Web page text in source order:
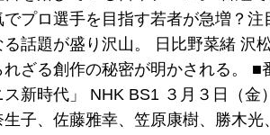
でプロ選手を目指す若者が急増？
る話題が盛り沢山。 日比野菜緒 沢
ざる創作の秘密が明かされる。
ス新時代」 NHK BS1 ３月３日（
生子、佐藤雅幸、笠原康樹、勝木